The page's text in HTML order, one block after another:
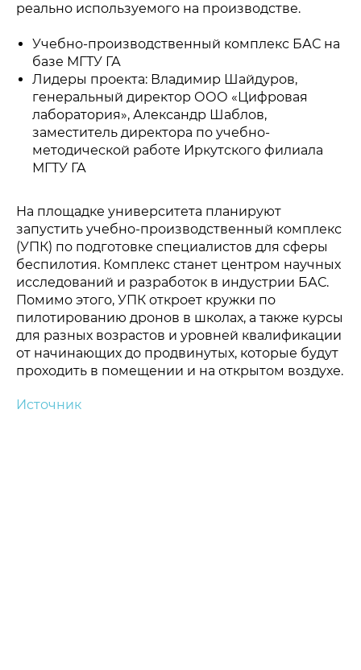
реально используемого на производстве.
Учебно-производственный комплекс БАС на
базе МГТУ ГА
Лидеры проекта: Владимир Шайдуров,
генеральный директор ООО «Цифровая
лаборатория», Александр Шаблов,
заместитель директора по учебно-
методической работе Иркутского филиала
МГТУ ГА
На площадке университета планируют
запустить учебно-производственный комплекс
(УПК) по подготовке специалистов для сферы
беспилотия. Комплекс станет центром научных
исследований и разработок в индустрии БАС.
Помимо этого, УПК откроет кружки по
пилотированию дронов в школах, а также курсы
для разных возрастов и уровней квалификации
от начинающих до продвинутых, которые будут
проходить в помещении и на открытом воздухе.
Источник